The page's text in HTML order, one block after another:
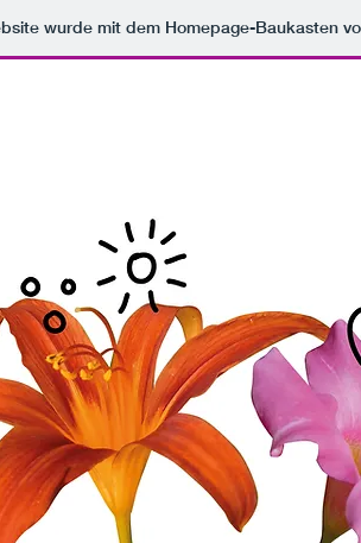
wurde mit dem Homepage-Baukasten